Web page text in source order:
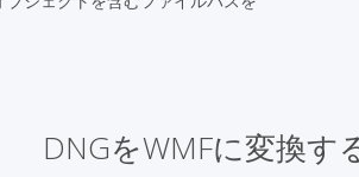
DNGをWMFに変換す